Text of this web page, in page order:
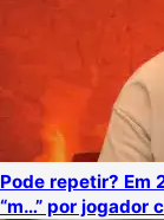
Pode repetir? Em
“m…” por jogador